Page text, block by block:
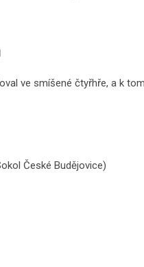
ve smíšené čtyřhře, a k
České Budějovice)